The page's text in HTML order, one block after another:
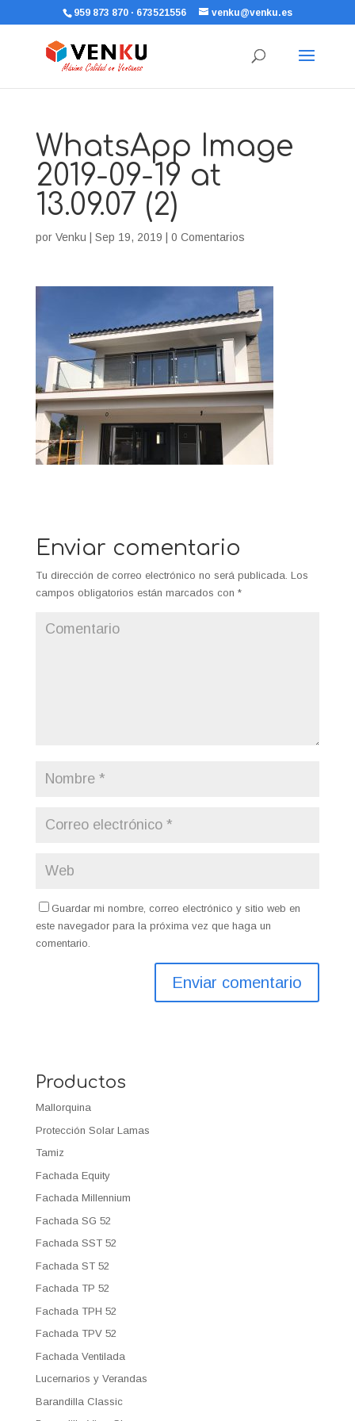
959 873 870 · 673521556 venku@venku.es
WhatsApp Image
2019-09-19 at
13.09.07 (2)
por Venku Sep 19, 2019 0 Comentarios
Enviar comentario
Tu dirección de correo electrónico no será publicada. Los
campos obligatorios están marcados con *
Guardar mi nombre, correo electrónico y sitio web en
este navegador para la próxima vez que haga un
comentario.
Productos
Mallorquina
Protección Solar Lamas
Tamiz
Fachada Equity
Fachada Millennium
Fachada SG 52
Fachada SST 52
Fachada ST 52
Fachada TP 52
Fachada TPH 52
Fachada TPV 52
Fachada Ventilada
Lucernarios y Verandas
Barandilla Classic